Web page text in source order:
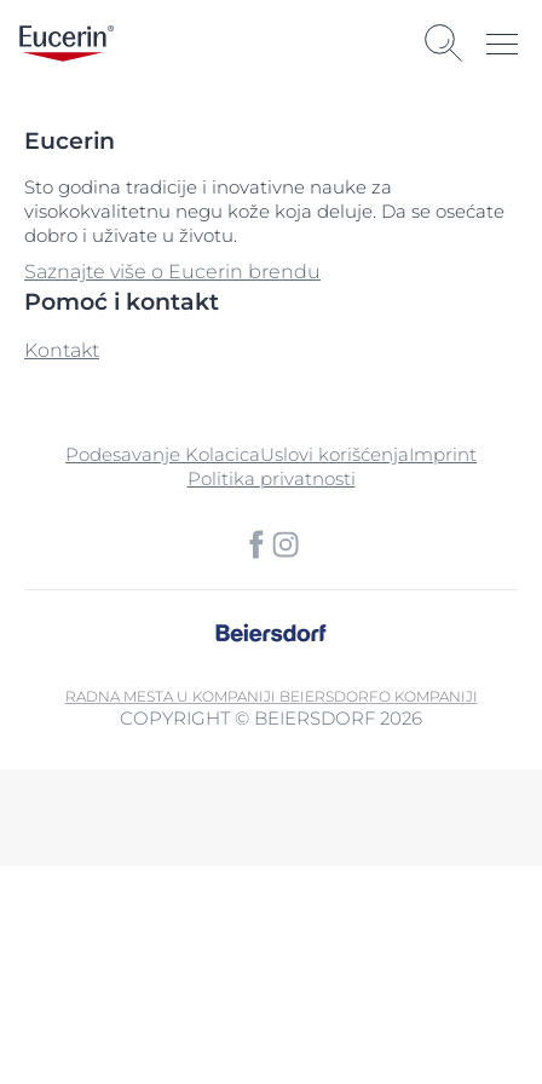
Eucerin
Sto godina tradicije i inovativne nauke za
visokokvalitetnu negu kože koja deluje. Da se osećate
dobro i uživate u životu.
Saznajte više o Eucerin brendu
Pomoć i kontakt
Kontakt
Podesavanje KolacicaUslovi korišćenjaImprint
Politika privatnosti
RADNA MESTA U KOMPANIJI BEIERSDORFO KOMPANIJI
COPYRIGHT © BEIERSDORF 2026